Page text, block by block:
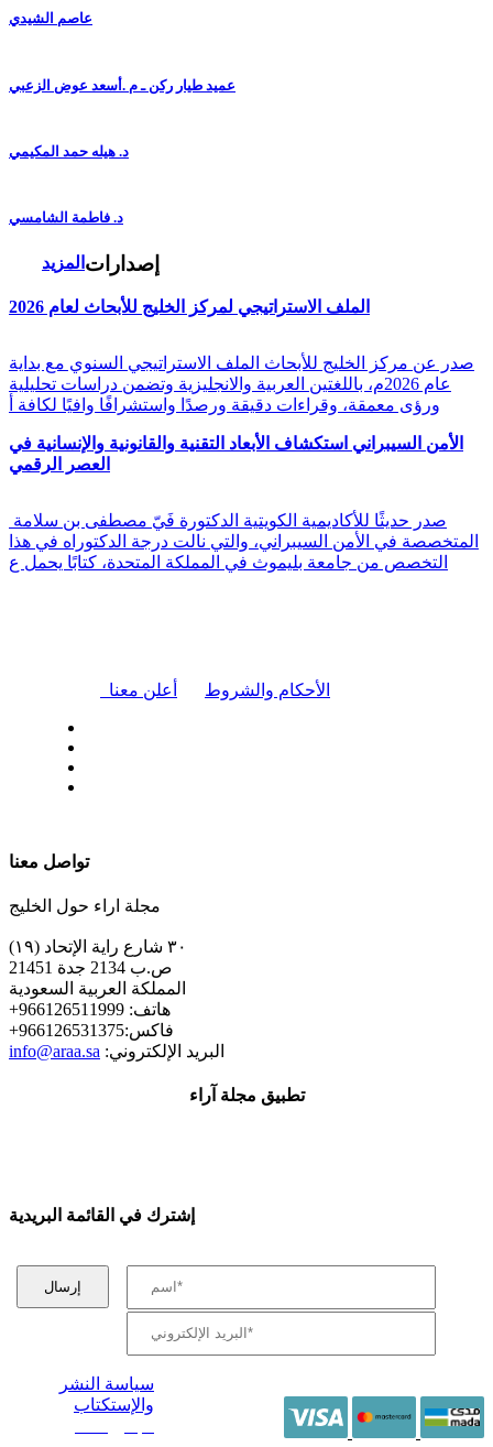
عاصم الشيدي
عميد طيار ركن ـ م .أسعد عوض الزعبي
د. هيله حمد المكيمي
د. فاطمة الشامسي
المزيد إصدارات
الملف الاستراتيجي لمركز الخليج للأبحاث لعام 2026
صدر عن مركز الخليج للأبحاث الملف الاستراتيجي السنوي مع بداية
عام 2026م، باللغتين العربية والانجليزية وتضمن دراسات تحليلية
ورؤى معمقة، وقراءات دقيقة ورصدًا واستشرافًا وافيًا لكافة أ
الأمن السيبراني استكشاف الأبعاد التقنية والقانونية والإنسانية في
العصر الرقمي
المتخصصة في الأمن السيبراني، والتي نالت درجة الدكتوراه في هذا
التخصص من جامعة بليموث في المملكة المتحدة، كتابًا يحمل ع
أعلن معنا الأحكام والشروط
تواصل معنا
مجلة اراء حول الخليج
٣٠ شارع راية الإتحاد (١٩)
ص.ب 2134 جدة 21451
المملكة العربية السعودية
+هاتف: 966126511999
+فاكس:966126531375
info@araa.sa :البريد الإلكتروني
تطبيق مجلة آراء
إشترك في القائمة البريدية
سياسة النشر
والإستكتاب